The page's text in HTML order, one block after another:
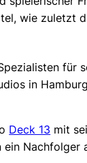
wie zuletzt
für
in
Deck 13 mit
Nachfolger